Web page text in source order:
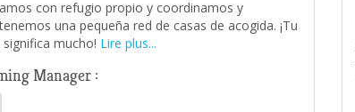
con refugio propio y coordinamos y
una pequeña red de casas de acogida. ¡Tu
mucho! Lire plus...
Manager :